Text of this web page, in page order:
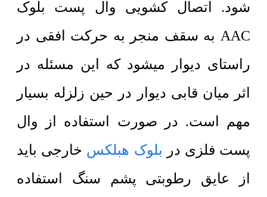
شود. اتصال کشویی وال پست بلوک
AAC به سقف منجر به حرکت افقی در
راستای دیوار میشود که این مسئله در
اثر میان قابی دیوار در حین زلزله بسیار
مهم است. در صورت استفاده از وال
پست فلزی در بلوک هبلکس خارجی باید
از عایق رطوبتی پشم سنگ استفاده